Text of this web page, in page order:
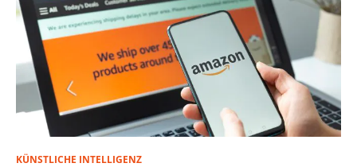
KÜNSTLICHE INTELLIGENZ